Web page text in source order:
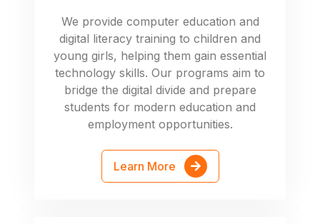
We provide computer education and
digital literacy training to children and
young girls, helping them gain essential
technology skills. Our programs aim to
bridge the digital divide and prepare
students for modern education and
employment opportunities.
Learn More